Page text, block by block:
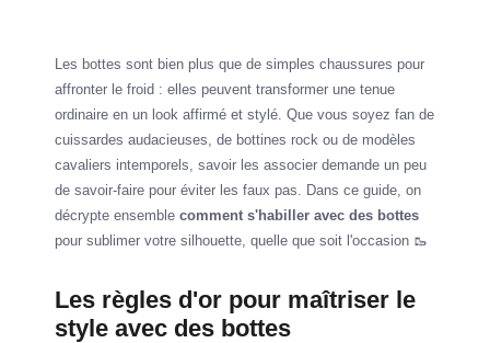
Les bottes sont bien plus que de simples chaussures pour
affronter le froid : elles peuvent transformer une tenue
ordinaire en un look affirmé et stylé. Que vous soyez fan de
cuissardes audacieuses, de bottines rock ou de modèles
cavaliers intemporels, savoir les associer demande un peu
de savoir-faire pour éviter les faux pas. Dans ce guide, on
décrypte ensemble comment s'habiller avec des bottes
pour sublimer votre silhouette, quelle que soit l'occasion 🥾
Les règles d'or pour maîtriser le
style avec des bottes